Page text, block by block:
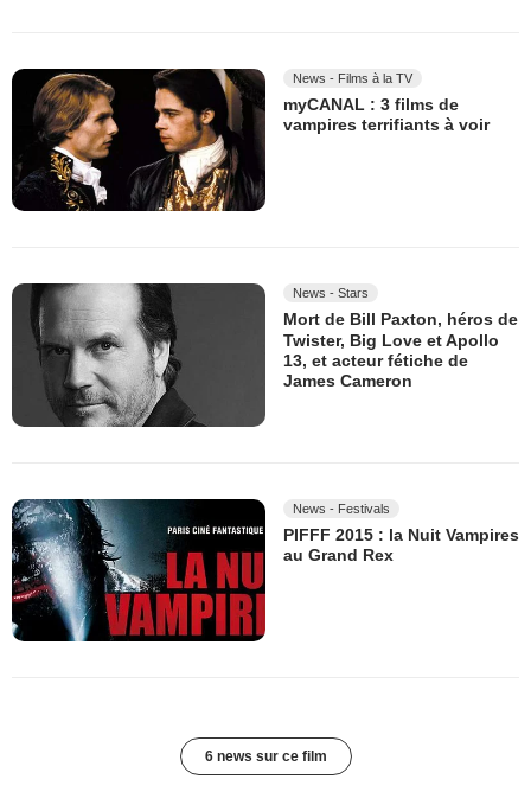
News - Films à la TV
myCANAL : 3 films de
vampires terrifiants à voir
News - Stars
Mort de Bill Paxton, héros de
Twister, Big Love et Apollo
13, et acteur fétiche de
James Cameron
News - Festivals
PIFFF 2015 : la Nuit Vampires
au Grand Rex
6 news sur ce film